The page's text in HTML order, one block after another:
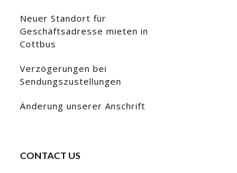
Neuer Standort für
Geschäftsadresse mieten in
Cottbus
Verzögerungen bei
Sendungszustellungen
Änderung unserer Anschrift
CONTACT US